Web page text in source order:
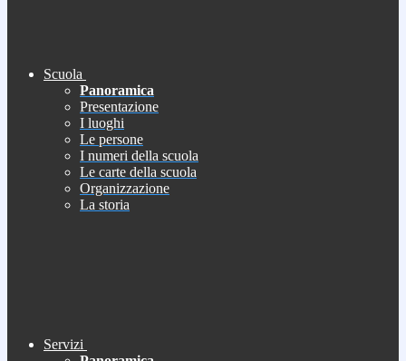
Scuola
Panoramica
Presentazione
I luoghi
Le persone
I numeri della scuola
Le carte della scuola
Organizzazione
La storia
Servizi